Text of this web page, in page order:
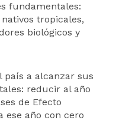
fundamentales:
tropicales,
biológicos y
país a alcanzar sus
reducir al año
de Efecto
ese año con cero